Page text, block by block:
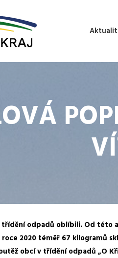
třídění odpadů oblíbili. Od
2020 téměř 67 kilogramů
obcí v třídění odpadů „O